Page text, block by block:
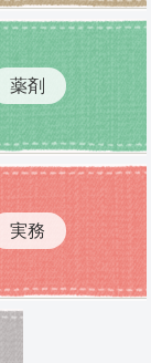
薬剤
実務